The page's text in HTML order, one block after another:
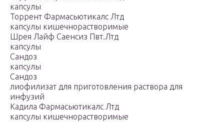
капсулы
Торрент Фармасьютикалс Лтд
капсулы кишечнорастворимые
Шрея Лайф Саенсиз Пвт.Лтд
капсулы
Сандоз
капсулы
Сандоз
лиофилизат для приготовления раствора для
инфузий
Кадила Фармасьютикалс Лтд
капсулы кишечнорастворимые